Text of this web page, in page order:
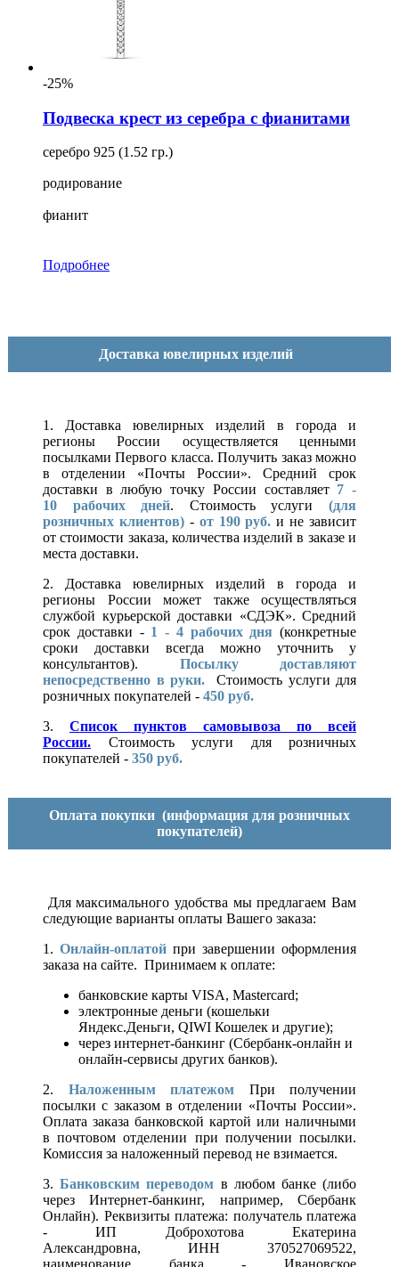
-25%
Подвеска крест из серебра с фианитами
серебро 925 (1.52 гр.)
родирование
фианит
Подробнее
Доставка ювелирных изделий
1. Доставка ювелирных изделий в города и
регионы России осуществляется ценными
посылками Первого класса. Получить заказ можно
в отделении «Почты России». Средний срок
доставки в любую точку России составляет 7 -
10 рабочих дней. Стоимость услуги(для
розничных клиентов)- от 190 руб. и не зависит
от стоимости заказа, количества изделий в заказе и
места доставки.
2. Доставка ювелирных изделий в города и
регионы России может также осуществляться
службой курьерской доставки «СДЭК». Средний
срок доставки - 1 - 4 рабочих дня (конкретные
сроки доставки всегда можно уточнить у
консультантов). Посылку доставляют
непосредственно в руки.
Стоимость услуги для
розничных покупателей - 450 руб.
3. Список пунктов самовывоза по всей
России.
Стоимость услуги для розничных
покупателей - 350 руб.
Оплата покупки (информация для розничных
покупателей)
Для максимального удобства мы предлагаем Вам
следующие варианты оплаты Вашего заказа:
1. Онлайн-оплатой при завершении оформления
заказа на сайте. Принимаем к оплате:
банковские карты VISA, Mastercard;
электронные деньги (кошельки
Яндекс.Деньги, QIWI Кошелек и другие);
через интернет-банкинг (Сбербанк-онлайн и
онлайн-сервисы других банков).
2. Наложенным платежом При получении
посылки с заказом в отделении «Почты России».
Оплата заказа банковской картой или наличными
в почтовом отделении при получении посылки.
Комиссия за наложенный перевод не взимается.
3.Банковским переводом в любом банке (либо
через Интернет-банкинг, например, Сбербанк
Онлайн). Реквизиты платежа: получатель платежа
- ИП Доброхотова Екатерина
Александровна, ИНН 370527069522,